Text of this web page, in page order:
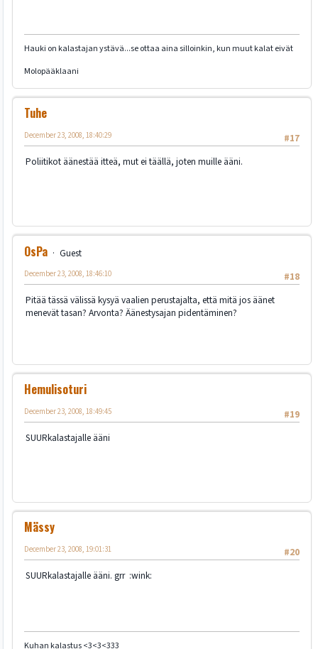
Hauki on kalastajan ystävä...se ottaa aina silloinkin, kun muut kalat eivät
Molopääklaani
Tuhe
#17
December 23, 2008, 18:40:29
Poliitikot äänestää itteä, mut ei täällä, joten muille ääni.
OsPa
Guest
#18
December 23, 2008, 18:46:10
Pitää tässä välissä kysyä vaalien perustajalta, että mitä jos äänet
menevät tasan? Arvonta? Äänestysajan pidentäminen?
Hemulisoturi
#19
December 23, 2008, 18:49:45
SUURkalastajalle ääni
Mässy
#20
December 23, 2008, 19:01:31
SUURkalastajalle ääni. grr :wink:
Kuhan kalastus <3<3<333